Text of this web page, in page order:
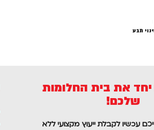
תבע
יחד את בית החלומות
שלכם!
עכשיו לקבלת ייעוץ מקצועי ללא